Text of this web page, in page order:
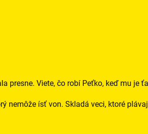
presne. Viete, čo robí Peťko, keď mu je
nemôže ísť von. Skladá veci, ktoré